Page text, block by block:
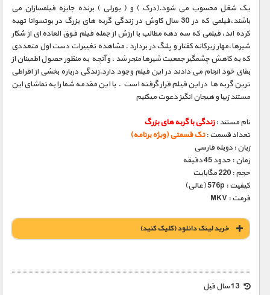
یک شغل محسوب می شود.(درک ) و ( بورلی ) برنده جایزه فیلمسازان می
باشند،فیلمی که در 30 سال کاوش در زندگی گربه های بزرگ در بوتسوانا تهیه
کرده اند، فیلمی که سه دهه مطالب با ارزش از جمله فیلم فوق العاده ای از شکار
شیرها،مهار زیرکانه کفتار و پلنگ در بردارد . مشاهده تغییرات دست اول متعددی
که به کاهش چشمگیر جمعیت شیرها منجر شد ، و آنچه به منظور حصول اطمینان از
بقای خود انجام می دادند در این فیلم وجود دارد.زندگی درباره بخشی از افراطی
ترین گربه ها در این فیلم قرار گرفته است . با این مقدمه شما را به تماشای این
مستند زیبا و هیجان انگیز دعوت میکنیم
نام مستند :زندگی با گربه های بزرگ
تعداد قسمت :تک قسمتی (ویژه برنامه)
زبان : دوبله فارسی
زمان : حدود 45 دقیقه
حجم : 220 مگابایت
کیفیت : 576p (عالی)
فرمت : MKV
خريد لينک دانلود (کليک کنيد)
1900 تومان – خريد لينک دانلود (افزودن به سبد خريد)